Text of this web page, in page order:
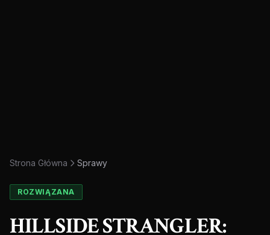
Strona Główna Sprawy
ROZWIĄZANA
HILLSIDE STRANGLER: